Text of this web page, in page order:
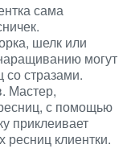
сама
шелк или
могут
стразами.
Мастер,
с помощью
приклеивает
ресниц клиентки.